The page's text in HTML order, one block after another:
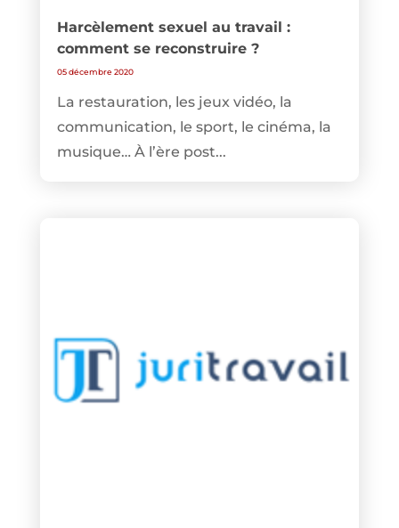
Harcèlement sexuel au travail :
comment se reconstruire ?
05 décembre 2020
La restauration, les jeux vidéo, la
communication, le sport, le cinéma, la
musique… À l’ère post...